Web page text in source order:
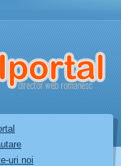
uri noi